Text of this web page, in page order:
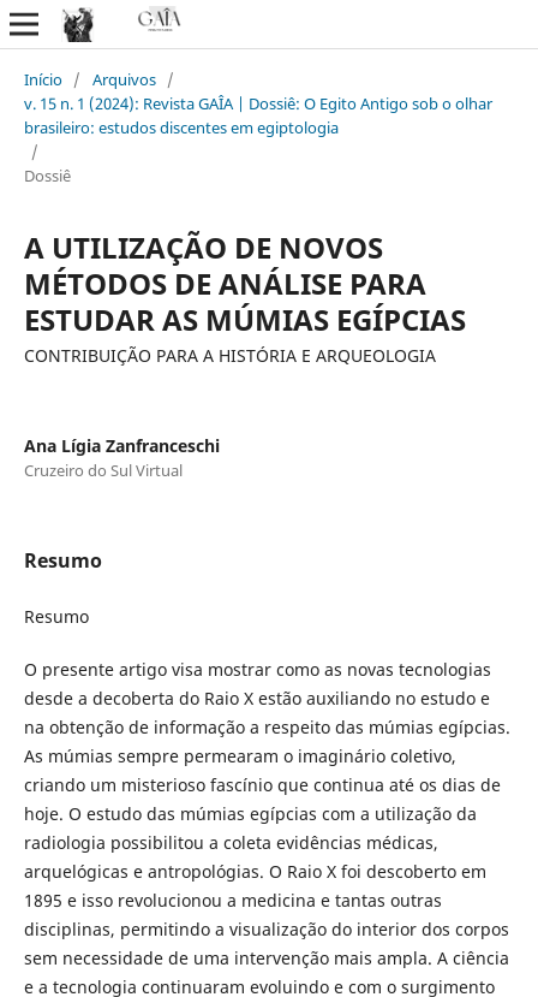
Início / Arquivos /
v. 15 n. 1 (2024): Revista GAÎA | Dossiê: O Egito Antigo sob o olhar
brasileiro: estudos discentes em egiptologia
/
Dossiê
A UTILIZAÇÃO DE NOVOS
MÉTODOS DE ANÁLISE PARA
ESTUDAR AS MÚMIAS EGÍPCIAS
CONTRIBUIÇÃO PARA A HISTÓRIA E ARQUEOLOGIA
Ana Lígia Zanfranceschi
Cruzeiro do Sul Virtual
Resumo
Resumo
O presente artigo visa mostrar como as novas tecnologias
desde a decoberta do Raio X estão auxiliando no estudo e
na obtenção de informação a respeito das múmias egípcias.
As múmias sempre permearam o imaginário coletivo,
criando um misterioso fascínio que continua até os dias de
hoje. O estudo das múmias egípcias com a utilização da
radiologia possibilitou a coleta evidências médicas,
arquelógicas e antropológias. O Raio X foi descoberto em
1895 e isso revolucionou a medicina e tantas outras
disciplinas, permitindo a visualização do interior dos corpos
sem necessidade de uma intervenção mais ampla. A ciência
e a tecnologia continuaram evoluindo e com o surgimento